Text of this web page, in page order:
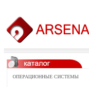
ОПЕРАЦИОННЫЕ СИСТЕМЫ